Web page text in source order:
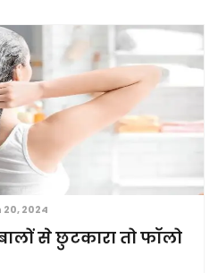
2024
से छुटकारा तो फॉलो